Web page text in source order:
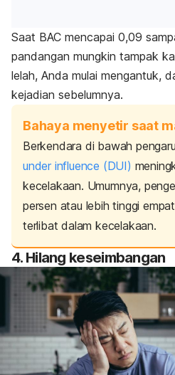
Saat BAC mencapai 0,09
pandangan mungkin tampak
lelah, Anda mulai mengantuk,
kejadian sebelumnya.
Bahaya menyetir saat
Berkendara di bawah
under influence (DUI)
kecelakaan. Umumnya,
persen atau lebih tinggi
terlibat dalam kecelakaan.
4. Hilang keseimbangan